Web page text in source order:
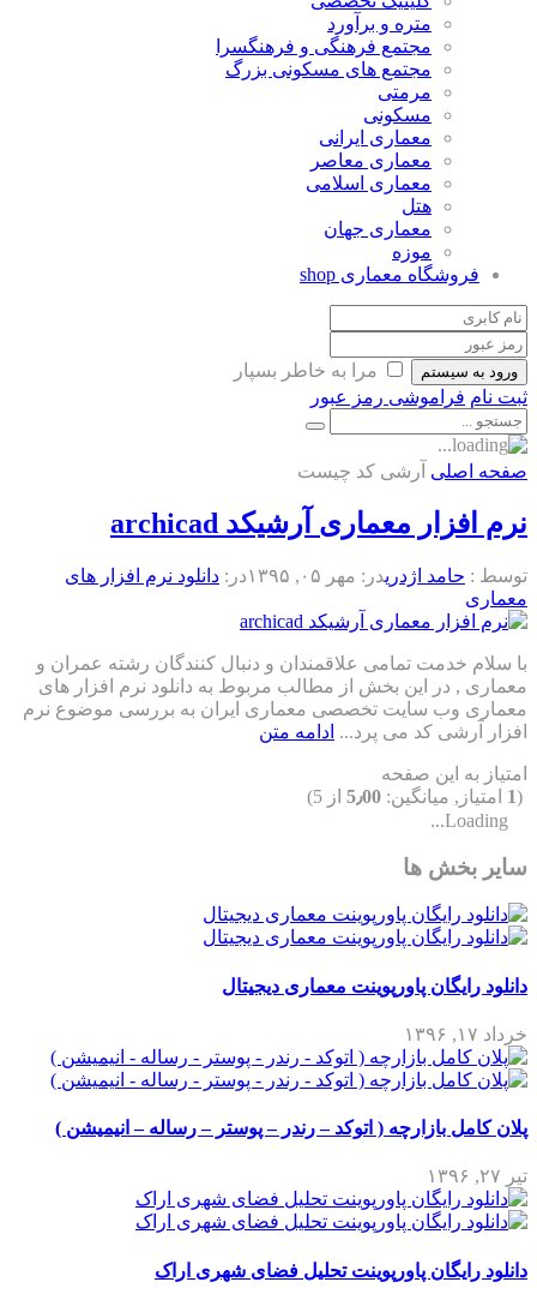
متره و برآورد
مجتمع فرهنگی و فرهنگسرا
مجتمع های مسکونی بزرگ
مرمتی
مسکونی
معماری ایرانی
معماری معاصر
معماری اسلامی
هتل
معماری جهان
موزه
فروشگاه معماری shop
ورود به سیستم
مرا به خاطر بسپار
ثبت نام فراموشی رمز عبور
صفحه اصلی آرشی کد چیست
نرم افزار معماری آرشیکد archicad
توسط : حامد اژدریدر: مهر ۰۵, ۱۳۹۵ در: دانلود نرم افزار های
معماری
با سلام خدمت تمامی علاقمندان و دنبال کنندگان رشته عمران و
معماری , در این بخش از مطالب مربوط به دانلود نرم افزار های
معماری وب سایت تخصصی معماری ایران به بررسی موضوع نرم
افزار آرشی کد می پرد... ادامه متن
امتیاز به این صفحه
(
1 امتیاز, میانگین: 5٫00 از 5)
Loading...
سایر بخش ها
دانلود رایگان پاورپوینت معماری دیجیتال
خرداد ۱۷, ۱۳۹۶
پلان کامل بازارچه ( اتوکد – رندر – پوستر – رساله – انیمیشن )
تیر ۲۷, ۱۳۹۶
دانلود رایگان پاورپوینت تحلیل فضای شهری اراک